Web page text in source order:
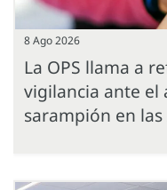
8 Ago 2026
La OPS llama a
vigilancia ante el
sarampión en